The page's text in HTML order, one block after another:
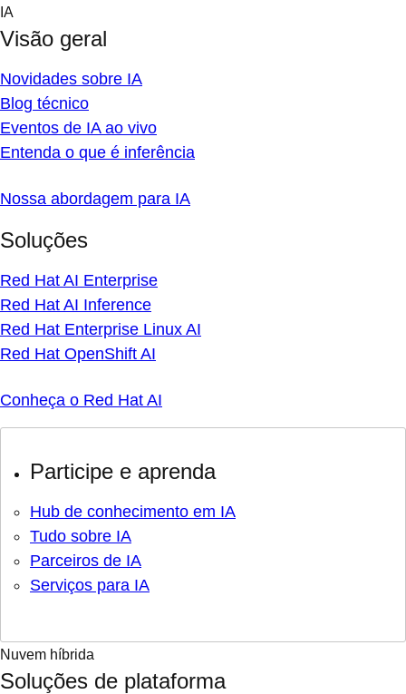
Skip
content
IA
Visão geral
Novidades sobre IA
Blog técnico
Eventos de IA ao vivo
Entenda o que é inferência
Nossa abordagem para IA
Soluções
Red Hat AI Enterprise
Red Hat AI Inference
Red Hat Enterprise Linux AI
Red Hat OpenShift AI
Conheça o Red Hat AI
Participe e aprenda
Hub de conhecimento em IA
Tudo sobre IA
Parceiros de IA
Serviços para IA
Nuvem híbrida
Soluções de plataforma